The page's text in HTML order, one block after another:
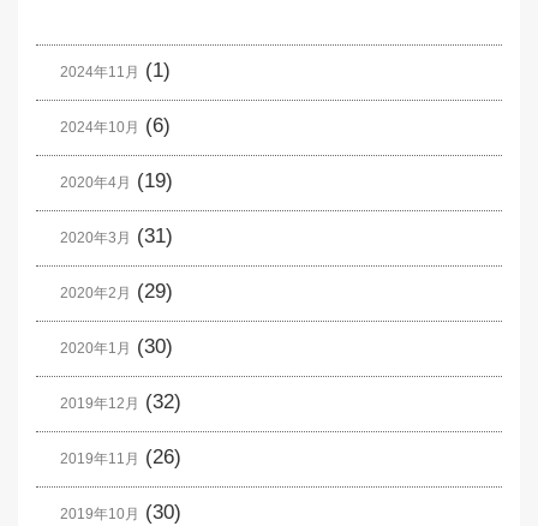
2024年11月 (1)
2024年10月 (6)
2020年4月 (19)
2020年3月 (31)
2020年2月 (29)
2020年1月 (30)
2019年12月 (32)
2019年11月 (26)
2019年10月 (30)